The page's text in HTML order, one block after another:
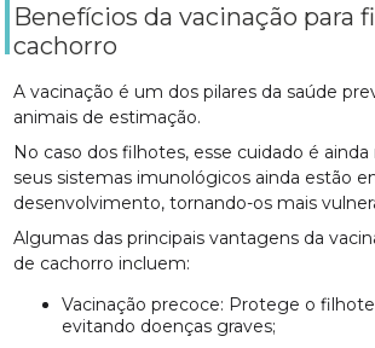
Benefícios da vacinação para
cachorro
A vacinação é um dos pilares da saúde
animais de estimação.
No caso dos filhotes, esse cuidado é ainda
seus sistemas imunológicos ainda estão
desenvolvimento, tornando-os mais
Algumas das principais vantagens da
de cachorro incluem:
Vacinação precoce: Protege o filhote desde cedo,
evitando doenças graves;